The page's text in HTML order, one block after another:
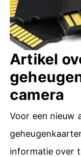
Artikel
camera
Voor een nieuw
informatie over